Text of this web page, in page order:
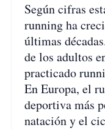
Según cifras
running ha
últimas
de los adultos
practicado
En Europa, el
deportiva más
natación y el